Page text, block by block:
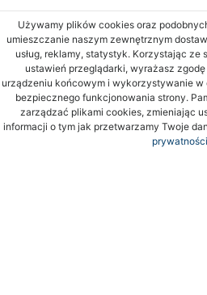
Używamy plików cookies oraz
umieszczanie naszym zewnętrznym
usług, reklamy, statystyk. Korzystając
ustawień przeglądarki, wyrażasz
urządzeniu końcowym i wykorzystywanie
bezpiecznego funkcjonowania strony.
zarządzać plikami cookies, zmieniając
informacji o tym jak przetwarzamy Twoje